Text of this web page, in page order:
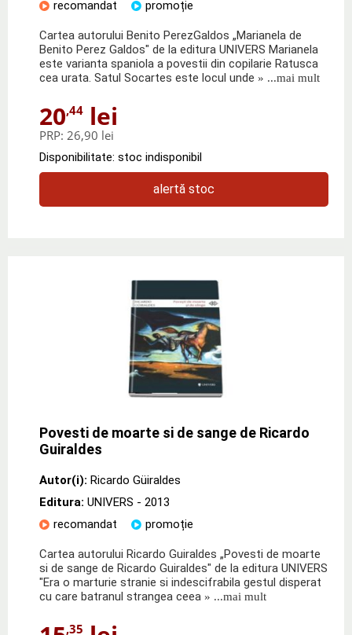
recomandat
promoție
Cartea autorului Benito PerezGaldos „Marianela de
Benito Perez Galdos" de la editura UNIVERS Marianela
este varianta spaniola a povestii din copilarie Ratusca
cea urata. Satul Socartes este locul unde » ...mai mult
20,44 lei
PRP: 26,90 lei
Disponibilitate: stoc indisponibil
alertă stoc
Povesti de moarte si de sange de Ricardo
Guiraldes
Autor(i): Ricardo Güiraldes
Editura: UNIVERS - 2013
recomandat
promoție
Cartea autorului Ricardo Guiraldes „Povesti de moarte
si de sange de Ricardo Guiraldes" de la editura UNIVERS
"Era o marturie stranie si indescifrabila gestul disperat
cu care batranul strangea ceea » ...mai mult
,35